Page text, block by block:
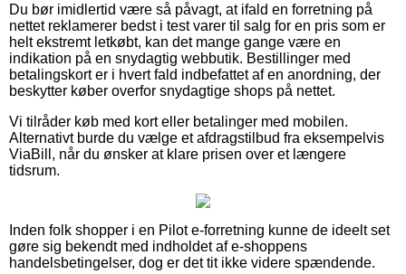
Du bør imidlertid være så påvagt, at ifald en forretning på
nettet reklamerer bedst i test varer til salg for en pris som er
helt ekstremt letkøbt, kan det mange gange være en
indikation på en snydagtig webbutik. Bestillinger med
betalingskort er i hvert fald indbefattet af en anordning, der
beskytter køber overfor snydagtige shops på nettet.
Vi tilråder køb med kort eller betalinger med mobilen.
Alternativt burde du vælge et afdragstilbud fra eksempelvis
ViaBill, når du ønsker at klare prisen over et længere
tidsrum.
Inden folk shopper i en Pilot e-forretning kunne de ideelt set
gøre sig bekendt med indholdet af e-shoppens
handelsbetingelser, dog er det tit ikke videre spændende.